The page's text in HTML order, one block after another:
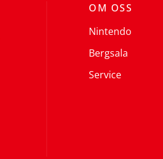
OM OSS
Nintendo
Bergsala
Service